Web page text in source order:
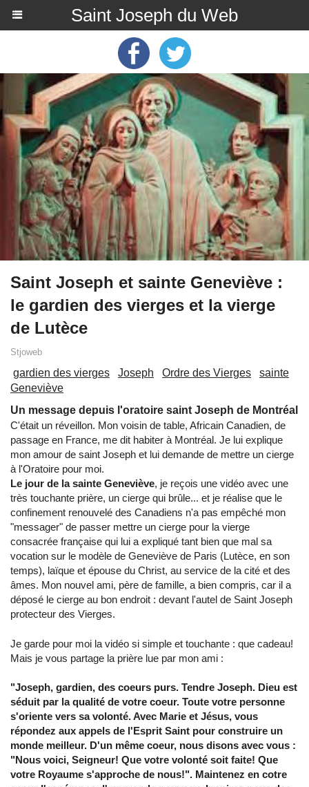
Saint Joseph du Web
Saint Joseph et sainte Geneviève :
le gardien des vierges et la vierge
de Lutèce
Stjoweb
gardien des vierges Joseph Ordre des Vierges
sainte
Geneviève
Un message depuis l'oratoire saint Joseph de Montréal
C'était un réveillon. Mon voisin de table, Africain Canadien, de
passage en France, me dit habiter à Montréal. Je lui explique
mon amour de saint Joseph et lui demande de mettre un cierge
à l'Oratoire pour moi.
Le jour de la sainte Geneviève, je reçois une vidéo avec une
très touchante prière, un cierge qui brûle... et je réalise que le
confinement renouvelé des Canadiens n'a pas empêché mon
"messager" de passer mettre un cierge pour la vierge
consacrée française qui lui a expliqué tant bien que mal sa
vocation sur le modèle de Geneviève de Paris (Lutèce, en son
temps), laïque et épouse du Christ, au service de la cité et des
âmes. Mon nouvel ami, père de famille, a bien compris, car il a
déposé le cierge au bon endroit : devant l'autel de Saint Joseph
protecteur des Vierges.
Je garde pour moi la vidéo si simple et touchante : que cadeau!
Mais je vous partage la prière lue par mon ami :
"Joseph, gardien, des coeurs purs. Tendre Joseph. Dieu est
séduit par la qualité de votre coeur. Toute votre personne
s'oriente vers sa volonté. Avec Marie et Jésus, vous
répondez aux appels de l'Esprit Saint pour construire un
monde meilleur. D'un même coeur, nous disons avec vous :
"Nous voici, Seigneur! Que votre volonté soit faite! Que
votre Royaume s'approche de nous!". Maintenez en cotre